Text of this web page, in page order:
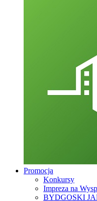
Promocja
Konkursy
Impreza na
BYDGOSKI